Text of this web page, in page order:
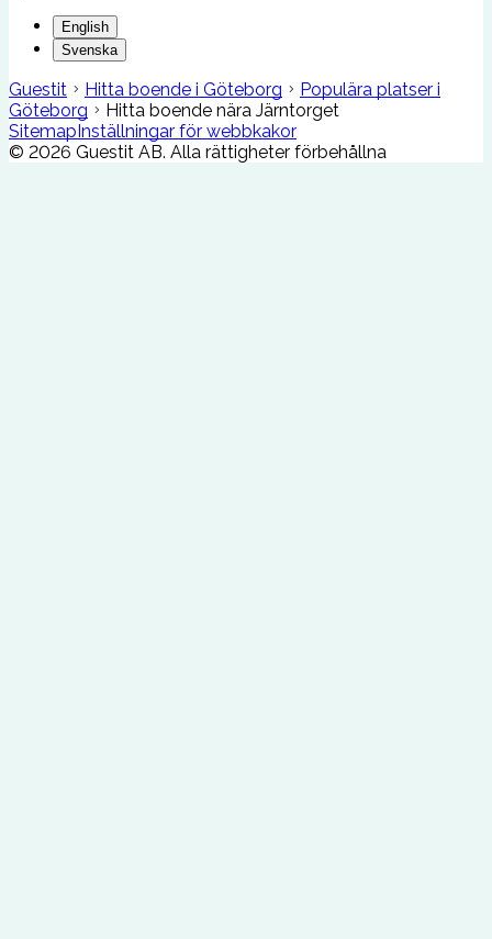
English
Svenska
Guestit Hitta boende i Göteborg
Populära platser i
Göteborg
Hitta boende nära Järntorget
Sitemap Inställningar för webbkakor
© 2026 Guestit AB. Alla rättigheter förbehållna